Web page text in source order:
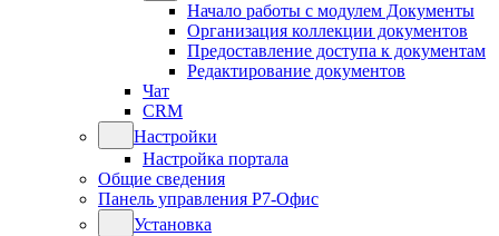
Начало работы с модулем Документы
Организация коллекции документов
Предоставление доступа к документам
Редактирование документов
Чат
CRM
Настройки
Настройка портала
Общие сведения
Панель управления Р7-Офис
Установка